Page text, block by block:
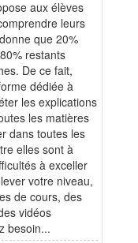
aux élèves
leurs
que 20%
restants
De ce fait,
dédiée à
les explications
les matières
dans toutes les
elles sont à
à exceller
votre niveau,
de cours, des
vidéos
besoin...